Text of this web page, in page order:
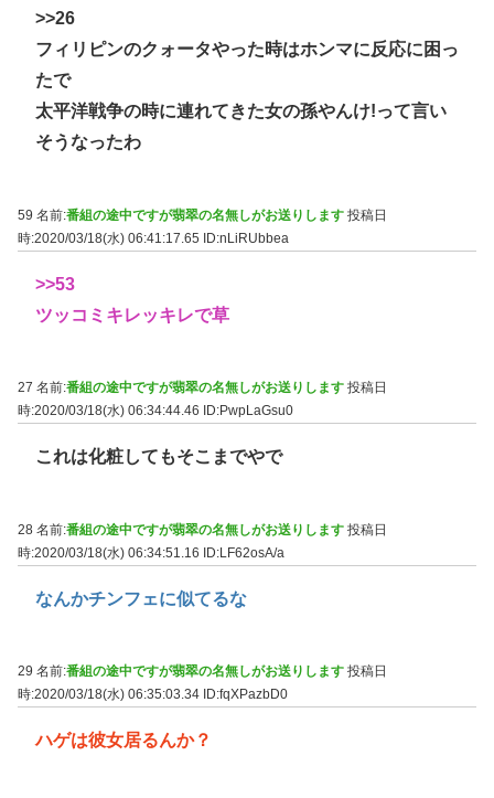
>>26
フィリピンのクォータやった時はホンマに反応に困っ
たで
太平洋戦争の時に連れてきた女の孫やんけ!って言い
そうなったわ
59 名前:番組の途中ですが翡翠の名無しがお送りします 投稿日
時:2020/03/18(水) 06:41:17.65 ID:nLiRUbbea
>>53
ツッコミキレッキレで草
27 名前:番組の途中ですが翡翠の名無しがお送りします 投稿日
時:2020/03/18(水) 06:34:44.46
ID:PwpLaGsu0
これは化粧してもそこまでやで
28 名前:番組の途中ですが翡翠の名無しがお送りします 投稿日
時:2020/03/18(水) 06:34:51.16 ID:LF62osA/a
なんかチンフェに似てるな
29 名前:番組の途中ですが翡翠の名無しがお送りします 投稿日
時:2020/03/18(水) 06:35:03.34 ID:fqXPazbD0
ハゲは彼女居るんか？